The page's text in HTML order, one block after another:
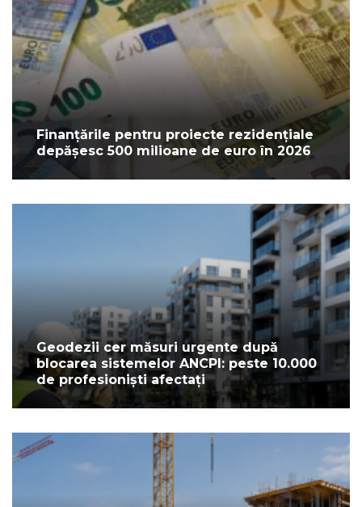
Finanțările pentru proiecte rezidențiale
depășesc 500 milioane de euro în 2026
Geodezii cer măsuri urgente după
blocarea sistemelor ANCPI: peste 10.000
de profesioniști afectați